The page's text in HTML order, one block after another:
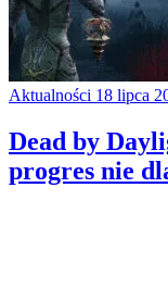
Aktualności 18 lipca
Dead by
progres nie